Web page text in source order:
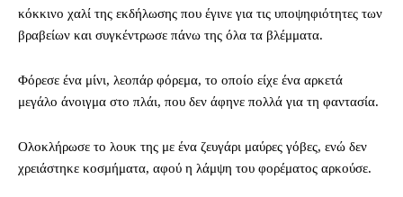
κόκκινο χαλί της εκδήλωσης που έγινε για τις υποψηφιότητες των
βραβείων και συγκέντρωσε πάνω της όλα τα βλέμματα.
Φόρεσε ένα μίνι, λεοπάρ φόρεμα, το οποίο είχε ένα αρκετά
μεγάλο άνοιγμα στο πλάι, που δεν άφηνε πολλά για τη φαντασία.
Ολοκλήρωσε το λουκ της με ένα ζευγάρι μαύρες γόβες, ενώ δεν
χρειάστηκε κοσμήματα, αφού η λάμψη του φορέματος αρκούσε.